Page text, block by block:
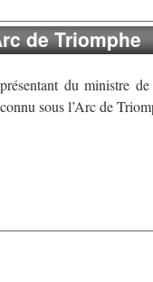
de Triomphe
du ministre
sous l’Arc de